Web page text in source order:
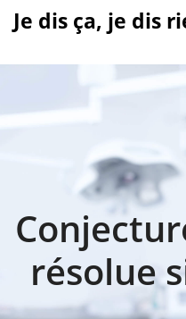
content
Je dis ça, je dis
résolue